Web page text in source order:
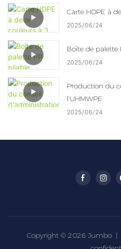
Carte HDPE à
2025 06 24
Boîte de palette
2025 06 24
Production du
l'UHMWPE
2025 06 24
Copyright © 2026 Jumbo |